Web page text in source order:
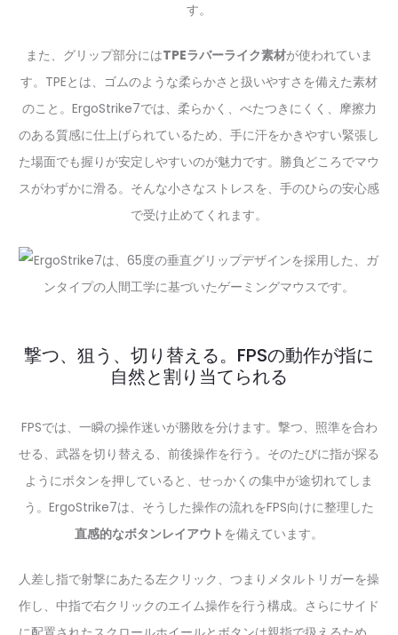
す。
また、グリップ部分にはTPEラバーライク素材が使われていま
す。TPEとは、ゴムのような柔らかさと扱いやすさを備えた素材
のこと。ErgoStrike7では、柔らかく、べたつきにくく、摩擦力
のある質感に仕上げられているため、手に汗をかきやすい緊張し
た場面でも握りが安定しやすいのが魅力です。勝負どころでマウ
スがわずかに滑る。そんな小さなストレスを、手のひらの安心感
で受け止めてくれます。
撃つ、狙う、切り替える。FPSの動作が指に
自然と割り当てられる
FPSでは、一瞬の操作迷いが勝敗を分けます。撃つ、照準を合わ
せる、武器を切り替える、前後操作を行う。そのたびに指が探る
ようにボタンを押していると、せっかくの集中が途切れてしま
う。ErgoStrike7は、そうした操作の流れをFPS向けに整理した
直感的なボタンレイアウト を備えています。
人差し指で射撃にあたる左クリック、つまりメタルトリガーを操
作し、中指で右クリックのエイム操作を行う構成。さらにサイド